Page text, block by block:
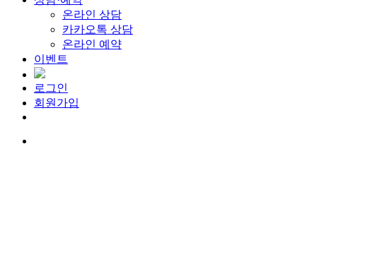
온라인 상담
카카오톡 상담
온라인 예약
이벤트
로그인
회원가입